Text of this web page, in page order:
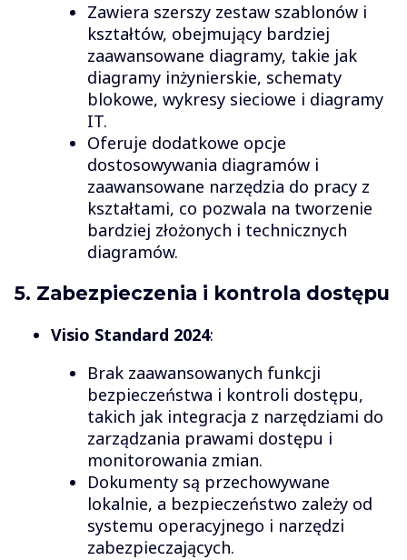
Zawiera szerszy zestaw szablonów i
kształtów, obejmujący bardziej
zaawansowane diagramy, takie jak
diagramy inżynierskie, schematy
blokowe, wykresy sieciowe i diagramy
IT.
Oferuje dodatkowe opcje
dostosowywania diagramów i
zaawansowane narzędzia do pracy z
kształtami, co pozwala na tworzenie
bardziej złożonych i technicznych
diagramów.
5. Zabezpieczenia i kontrola dostępu
Visio Standard 2024:
Brak zaawansowanych funkcji
bezpieczeństwa i kontroli dostępu,
takich jak integracja z narzędziami do
zarządzania prawami dostępu i
monitorowania zmian.
Dokumenty są przechowywane
lokalnie, a bezpieczeństwo zależy od
systemu operacyjnego i narzędzi
zabezpieczających.